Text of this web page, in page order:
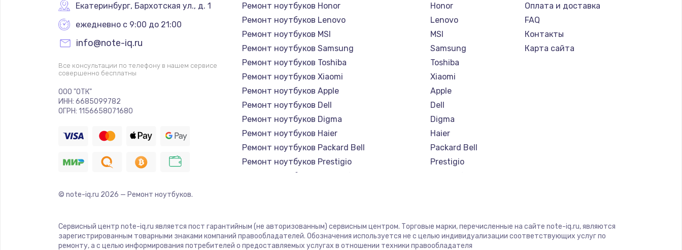
Екатеринбург, Бархотская ул., д. 1
ежедневно с 9:00 до 21:00
info@note-iq.ru
Все консультации по телефону в нашем сервисе
совершенно бесплатны
ООО "ОТК"
ИНН: 6685099782
ОГРН: 1156658071680
Ремонт ноутбуков Honor
Ремонт ноутбуков Lenovo
Ремонт ноутбуков MSI
Ремонт ноутбуков Samsung
Ремонт ноутбуков Toshiba
Ремонт ноутбуков Xiaomi
Ремонт ноутбуков Apple
Ремонт ноутбуков Dell
Ремонт ноутбуков Digma
Ремонт ноутбуков Haier
Ремонт ноутбуков Packard Bell
Ремонт ноутбуков Prestigio
Ремонт ноутбуков Microsoft
Ремонт ноутбуков Aorus
Ремонт ноутбуков Maibenben
Honor
Lenovo
MSI
Samsung
Toshiba
Xiaomi
Apple
Dell
Digma
Haier
Packard Bell
Prestigio
Aorus
Maibenben
Оплата и доставка
FAQ
Контакты
Карта сайта
© note-iq.ru 2026 — Ремонт ноутбуков.
Сервисный центр note-iq.ru является пост гарантийным (не авторизованным) сервисным центром. Торговые марки, перечисленные на сайте note-iq.ru, являются
зарегистрированным товарными знаками компаний правообладателей. Обозначения используется не с целью индивидуализации соответствующих услуг по
ремонту, а с целью информирования потребителей о предоставляемых услугах в отношении техники правообладателя